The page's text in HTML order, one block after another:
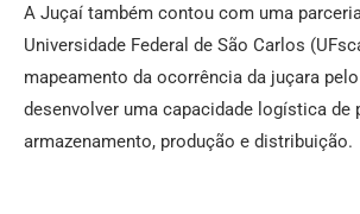
A Juçaí também contou com uma
Universidade Federal de São Carlos
mapeamento da ocorrência da juçara
desenvolver uma capacidade logística de
armazenamento, produção e distribuição.